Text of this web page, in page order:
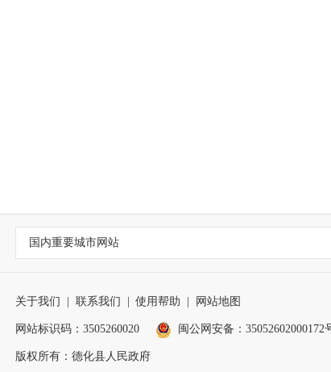
国内重要城市网站
关于我们 联系我们 使用帮助 网站地图
网站标识码：3505260020 闽公网安备：35052602000172
版权所有：德化县人民政府